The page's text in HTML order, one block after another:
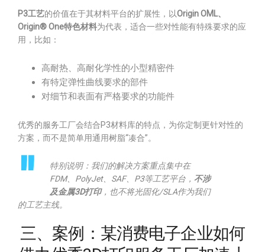
P3工艺的价值在于其材料平台的扩展性，以Origin OML、
Origin® One特色材料为代表，适合一些对性能有特殊要求的应
用，比如：
高耐热、高耐化学性的小型精密件
有特定弹性曲线要求的部件
对细节和表面有严格要求的功能件
优秀的服务工厂会结合P3材料库的特点，为你定制更针对性的
方案，而不是简单用通用树脂“凑合”。
特别说明：我们的解决方案重点集中在
FDM、PolyJet、SAF、P3等工艺平台， 不涉
及金属3D打印，也不将光固化/SLA作为我们
的工艺主线。
三、案例：某消费电子企业如何